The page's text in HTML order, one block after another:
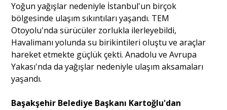
Yoğun yağışlar nedeniyle İstanbul'un birçok
bölgesinde ulaşım sıkıntıları yaşandı. TEM
Otoyolu'nda sürücüler zorlukla ilerleyebildi,
Havalimanı yolunda su birikintileri oluştu ve araçlar
hareket etmekte güçlük çekti. Anadolu ve Avrupa
Yakası'nda da yağışlar nedeniyle ulaşım aksamaları
yaşandı.
Başakşehir Belediye Başkanı Kartoğlu'dan